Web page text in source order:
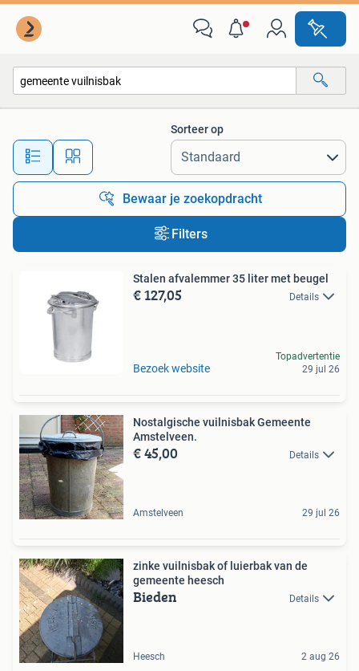
Alle afstanden…
Sorteer op
Bewaar je zoekopdracht
Filters
Stalen afvalemmer 35 liter met beugel
€ 127,05 Details
Bezoek website
Topadvertentie
29 jul 26
Nostalgische vuilnisbak Gemeente
Amstelveen.
€ 45,00 Details
Amstelveen 29 jul 26
zinke vuilnisbak of luierbak van de
gemeente heesch
Bieden Details
Heesch 2 aug 26